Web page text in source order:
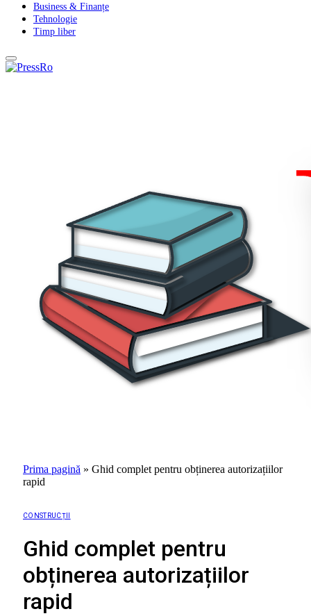
Business & Finanțe
Tehnologie
Timp liber
Prima pagină » Ghid complet pentru obținerea autorizațiilor
rapid
CONSTRUCȚII
Ghid complet pentru
obținerea autorizațiilor
rapid